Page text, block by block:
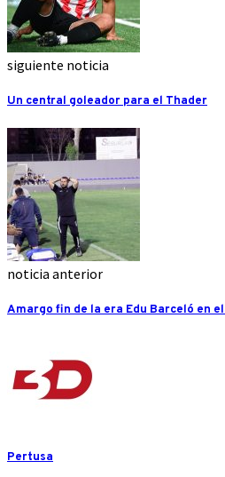
siguiente noticia
Un central goleador para el Thader
noticia anterior
Amargo fin de la era Edu Barceló en
Pertusa